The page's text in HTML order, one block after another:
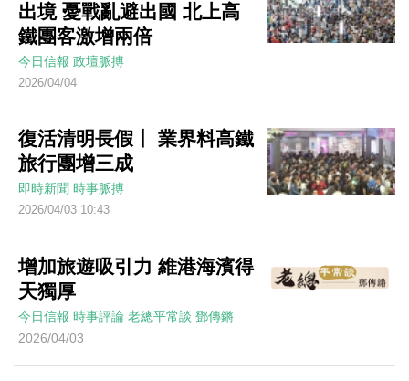
出境 憂戰亂避出國 北上高
鐵團客激增兩倍
今日信報 政壇脈搏
2026/04/04
復活清明長假丨 業界料高鐵
旅行團增三成
即時新聞 時事脈搏
2026/04/03 10:43
增加旅遊吸引力 維港海濱得
天獨厚
今日信報 時事評論 老總平常談 鄧傳鏘
2026/04/03